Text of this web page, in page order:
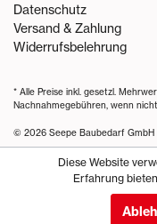
Datenschutz
Versand & Zahlung
Widerrufsbelehrung
© 2026 Seepe Baubedarf GmbH
* Alle Preise inkl. gesetzl.
Nachnahmegebühren, wenn
Diese Website
Erfahrung